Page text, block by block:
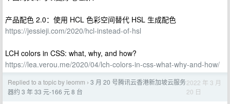
产品配色 2.0：使用 HCL 色彩空间替代 HSL 生成配色
https://jessieji.com/2020/hcl-instead-of-hsl
LCH colors in CSS: what, why, and how?
https://lea.verou.me/2020/04/lch-colors-in-css-what-why-and-how/
Replied to a topic by leomm › 3 月 20 号腾讯云香港新加坡云服务
器约 3 年 33 元-166 元 8 台
2022 年 3 月
20 日